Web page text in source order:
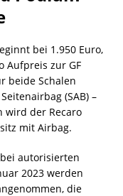
bei 1.950 Euro,
Aufpreis zur GF
beide Schalen
(SAB) –
wird der Recaro
mit Airbag.
autorisierten
2023 werden
die